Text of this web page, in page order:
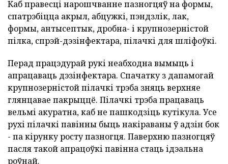
Каб правесці нарошчванне пазногцяў на формы,
спатрэбіцца акрыл, абцужкі, пэндзлік, лак,
формы, антысептык, дробна- і крупнозерністой
пілка, спрэй-дэзінфектара, пілачкі для шліфоўкі.
Перад працэдурай рукі неабходна вымыць і
апрацаваць дэзінфектара. Спачатку з дапамогай
крупнозерністой пілачкі трэба зняць верхняе
глянцавае пакрыццё. Пілачкі трэба працаваць
вельмі акуратна, каб не пашкодзіць кутікула. Усе
рухі пілачкі павінны быць накіраваны ў адзін бок
- па кірунку росту пазногця. Паверхню пазногцяў
пасля такой апрацоўкі павінна стаць ідэальна
роўнай.